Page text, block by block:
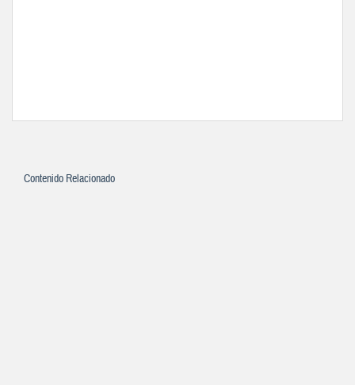
Contenido Relacionado